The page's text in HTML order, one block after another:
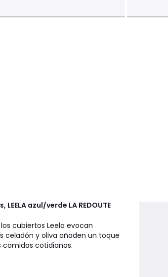
LEELA azul/verde LA REDOUTE
cubiertos Leela evocan
celadón y oliva añaden un toque
comidas cotidianas.